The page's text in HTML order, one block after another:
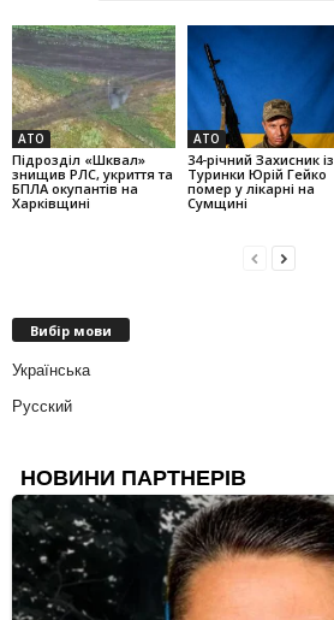
АТО
Підрозділ «Шквал»
знищив РЛС, укриття та
БПЛА окупантів на
Харківщині
АТО
34-річний Захисник із
Туринки Юрій Гейко
помер у лікарні на
Сумщині
Вибір мови
Українська
Русский